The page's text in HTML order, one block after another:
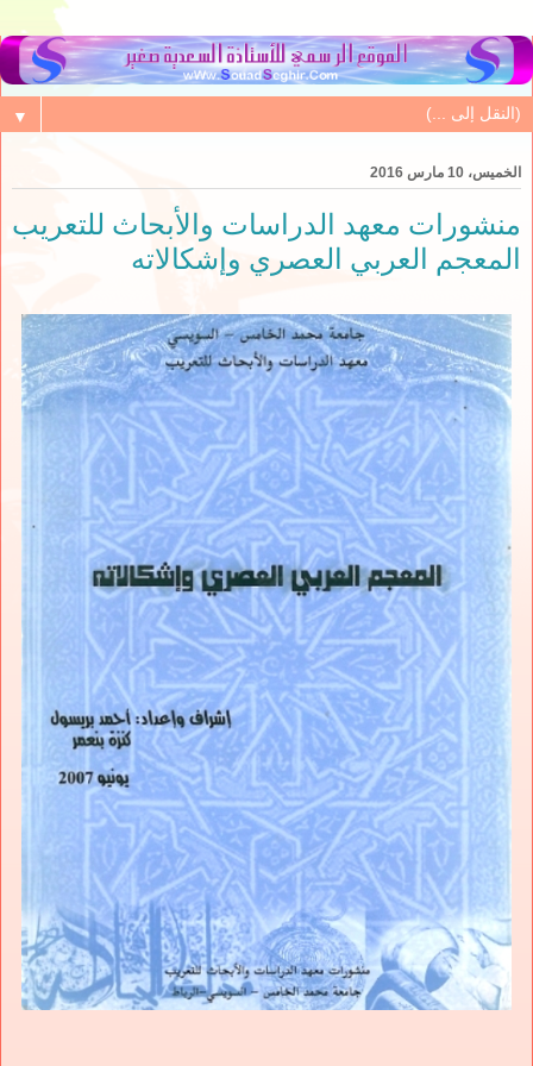
▼
الخميس، 10 مارس 2016
منشورات معهد الدراسات والأبحاث للتعريب
المعجم العربي العصري وإشكالاته